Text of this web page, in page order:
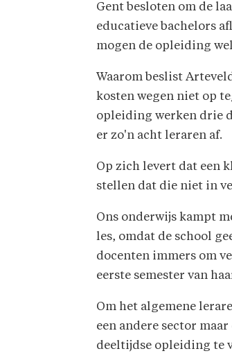
Gent besloten om de
educatieve bachelors
mogen de opleiding
Waarom beslist
kosten wegen niet op
opleiding werken drie
er zo'n acht leraren af.
Op zich levert dat een
stellen dat die niet in
Ons onderwijs kampt
les, omdat de school
docenten immers om
eerste semester van
Om het algemene
een andere sector
deeltijdse opleiding te